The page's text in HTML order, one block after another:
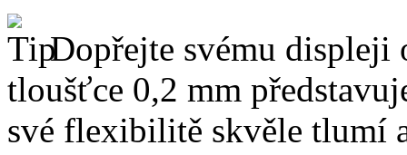
Dopřejte svému displeji
tloušťce 0,2 mm
své flexibilitě skvěle tlumí